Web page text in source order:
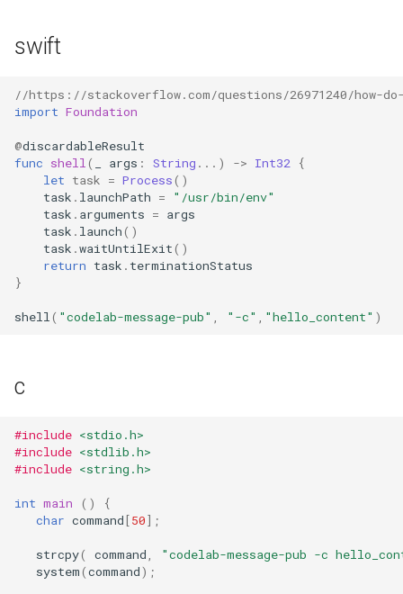
激光雷达
Etoys
Squeak/Smalltalk
Wekinator
悟空机器人(教育版)
digimon
yeelight
sugar
Lego Mario
Sphero RVR
swift
//https://stackoverflow.com/questions/26971240/how-
import Foundation
@discardableResult
func shell ( args : String ...) -> Int32
{
let task = Process()
task . launchPath =
"/usr/bin/env"
task . arguments = args
task . launch()
task .waitUntilExit()
return task . terminationStatus
}
shell ( "codelab-message-pub" "-c" "hello_content" )
c
#include <stdio.h>
#include <stdlib.h>
#include <string.h>
int main ()
{
char command[50];
strcpy( command
"codelab-message-pub -c
system(command);